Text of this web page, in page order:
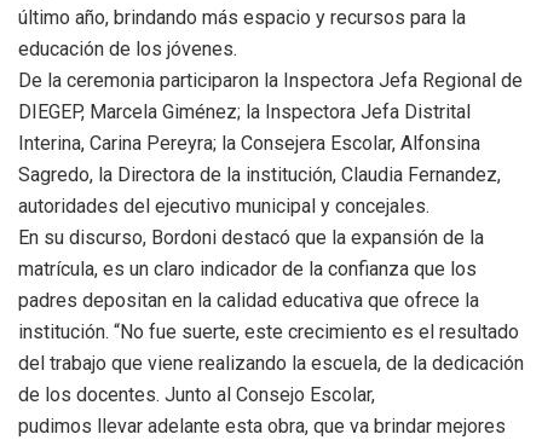
último año, brindando más espacio y recursos para la
educación de los jóvenes.
De la ceremonia participaron la Inspectora Jefa Regional de
DIEGEP, Marcela Giménez; la Inspectora Jefa Distrital
Interina, Carina Pereyra; la Consejera Escolar, Alfonsina
Sagredo, la Directora de la institución, Claudia Fernandez,
autoridades del ejecutivo municipal y concejales.
En su discurso, Bordoni destacó que la expansión de la
matrícula, es un claro indicador de la confianza que los
padres depositan en la calidad educativa que ofrece la
institución. “No fue suerte, este crecimiento es el resultado
del trabajo que viene realizando la escuela, de la dedicación
de los docentes. Junto al Consejo Escolar,
pudimos llevar adelante esta obra, que va brindar mejores